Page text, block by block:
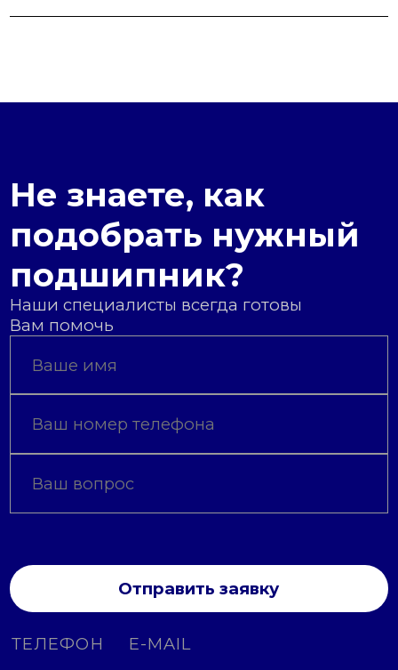
Не знаете, как
подобрать нужный
подшипник?
Наши специалисты всегда готовы
Вам помочь
Отправить заявку
ТЕЛЕФОН E-MAIL